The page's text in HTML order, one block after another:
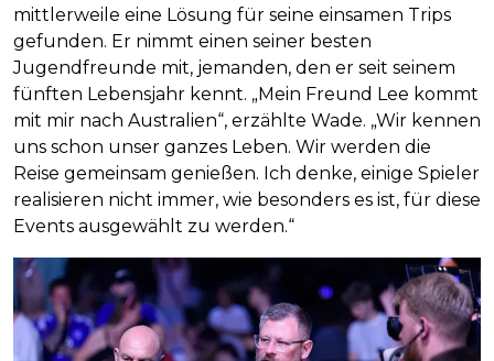
mittlerweile eine Lösung für seine einsamen Trips
gefunden. Er nimmt einen seiner besten
Jugendfreunde mit, jemanden, den er seit seinem
fünften Lebensjahr kennt. „Mein Freund Lee kommt
mit mir nach Australien“, erzählte Wade. „Wir kennen
uns schon unser ganzes Leben. Wir werden die
Reise gemeinsam genießen. Ich denke, einige Spieler
realisieren nicht immer, wie besonders es ist, für diese
Events ausgewählt zu werden.“